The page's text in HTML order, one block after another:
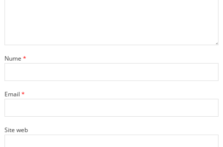
Nume *
Email *
Site web